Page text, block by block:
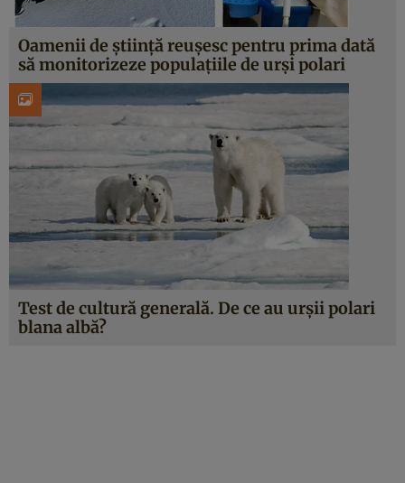
Oamenii de știință reușesc pentru prima dată
să monitorizeze populațiile de urși polari
Test de cultură generală. De ce au urșii polari
blana albă?